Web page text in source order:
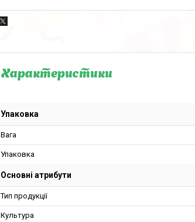
Характеристики
Упаковка
Вага
Упаковка
Основні атрибути
Тип продукції
Культура